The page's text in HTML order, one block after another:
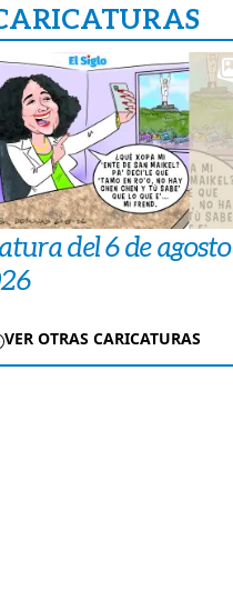
del 6 de agosto
VER OTRAS CARICATURAS